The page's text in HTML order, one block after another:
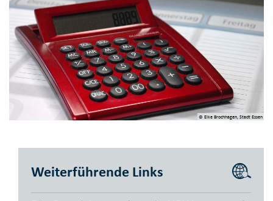
© Elke Brochhagen, Stadt Essen
Weiterführende Links